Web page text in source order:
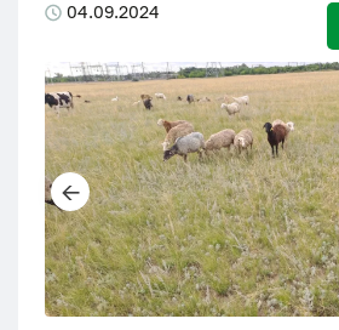
04.09.2024